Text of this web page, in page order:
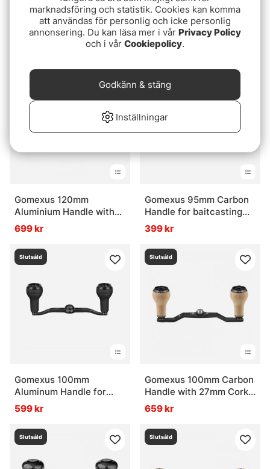
(1)5.0 utav 5 stjärnor
Gomexus 95mm Carbon
Swept Handle with
20mm TPE Knob
Gomexus 100mm
Aluminium Handle with
27mm Cork Knob
699 kr
Gomexus 120mm
Aluminium Handle with
27mm Cork Knob
699 kr
Gomexus 95mm Carbon
Handle for baitcasting
Reel
399 kr
Slutsåld
Gomexus 100mm
Aluminum Handle for
baitcasting Reel
Black/Black
599 kr
Slutsåld
Gomexus 100mm Carbon
Handle with 27mm Cork
Knob
659 kr
Slutsåld Slutsåld
marknadsföring och statistik. Cookies kan komma
att användas för personlig och icke personlig
annonsering. Du kan läsa mer i vår Privacy Policy
och i vår Cookiepolicy.
Inställningar
Godkänn & stäng